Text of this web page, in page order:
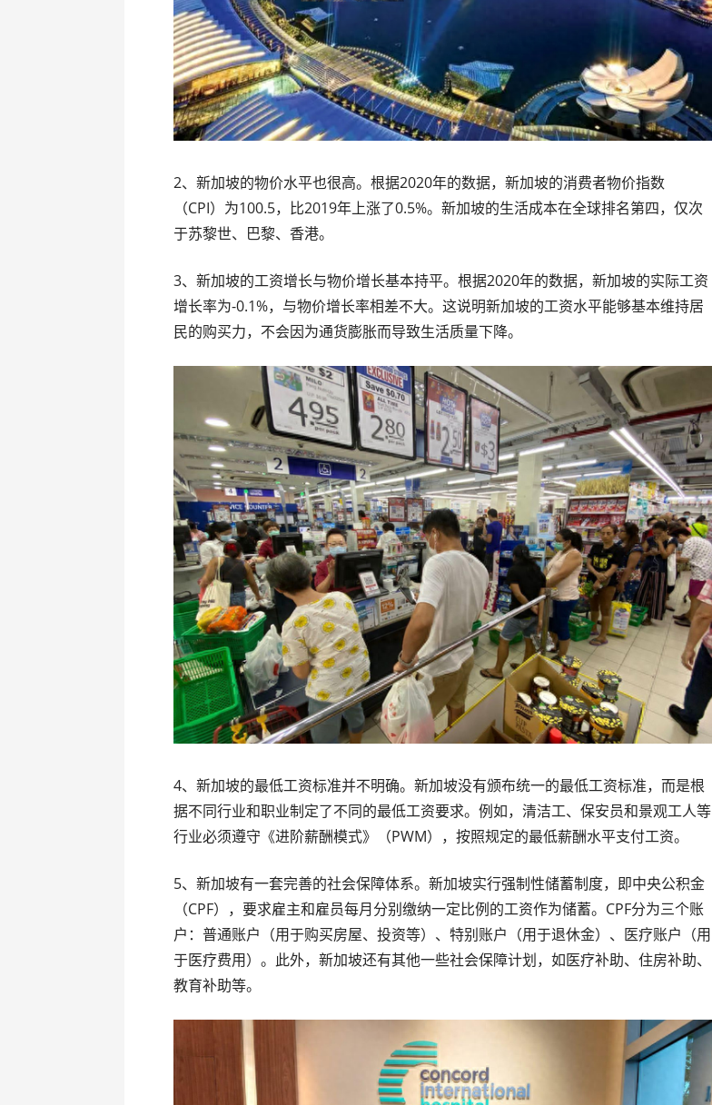
2、新加坡的物价水平也很高。根据2020年的数据，新加坡的消费者物价指数
（CPI）为100.5，比2019年上涨了0.5%。新加坡的生活成本在全球排名第四，仅次
于苏黎世、巴黎、香港。
3、新加坡的工资增长与物价增长基本持平。根据2020年的数据，新加坡的实际工资
增长率为-0.1%，与物价增长率相差不大。这说明新加坡的工资水平能够基本维持居
民的购买力，不会因为通货膨胀而导致生活质量下降。
4、新加坡的最低工资标准并不明确。新加坡没有颁布统一的最低工资标准，而是根
据不同行业和职业制定了不同的最低工资要求。例如，清洁工、保安员和景观工人等
行业必须遵守《进阶薪酬模式》（PWM），按照规定的最低薪酬水平支付工资。
5、新加坡有一套完善的社会保障体系。新加坡实行强制性储蓄制度，即中央公积金
（CPF），要求雇主和雇员每月分别缴纳一定比例的工资作为储蓄。CPF分为三个账
户：普通账户（用于购买房屋、投资等）、特别账户（用于退休金）、医疗账户（用
于医疗费用）。此外，新加坡还有其他一些社会保障计划，如医疗补助、住房补助、
教育补助等。